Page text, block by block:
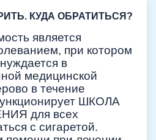
КУДА ОБРАТИТЬСЯ?
является
при котором
в
медицинской
в течение
ШКОЛА
для всех
с сигаретой.